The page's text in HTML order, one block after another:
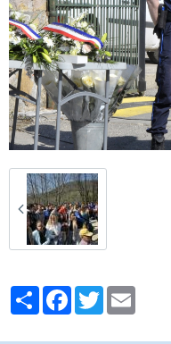
PartagerFacebook
Twitter